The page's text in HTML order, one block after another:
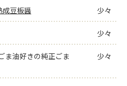
成豆板醤 少々
少々
ま油好きの純正ごま
少々